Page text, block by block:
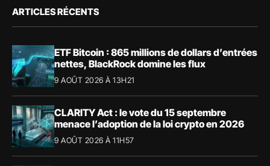
ARTICLES RÉCENTS
ETF Bitcoin : 865 millions de dollars d’entrées
nettes, BlackRock domine les flux
9 AOÛT 2026 À 13H21
CLARITY Act : le vote du 15 septembre
menace l’adoption de la loi crypto en 2026
9 AOÛT 2026 À 11H57